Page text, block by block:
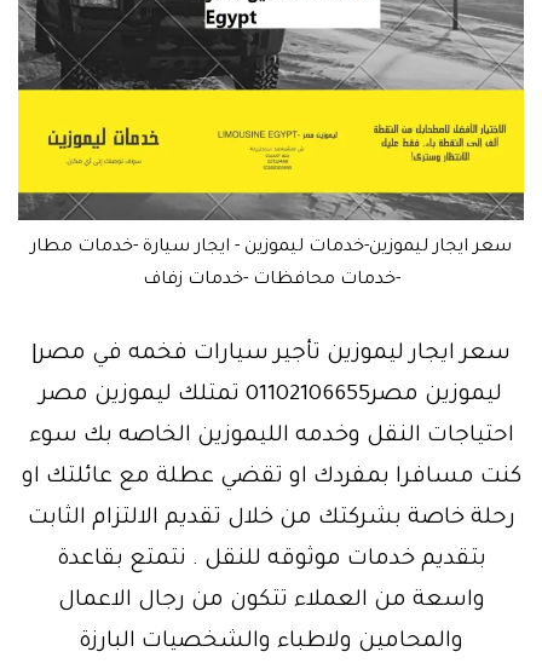
سعر ايجار ليموزين-خدمات ليموزين - ايجار سيارة -خدمات مطار
-خدمات محافظات -خدمات زفاف
سعر ايجار ليموزين تأجير سيارات فخمه في مصر|
ليموزين مصر01102106655 تمتلك ليموزين مصر
احتياجات النقل وخدمه الليموزين الخاصه بك سوء
كنت مسافرا بمفردك او تقضي عطلة مع عائلتك او
رحلة خاصة بشركتك من خلال تقديم الالتزام الثابت
بتقديم خدمات موثوقه للنقل . نتمتع بقاعدة
واسعة من العملاء تتكون من رجال الاعمال
والمحامين ولاطباء والشخصيات البارزة